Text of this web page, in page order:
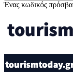
Ένας κωδικός